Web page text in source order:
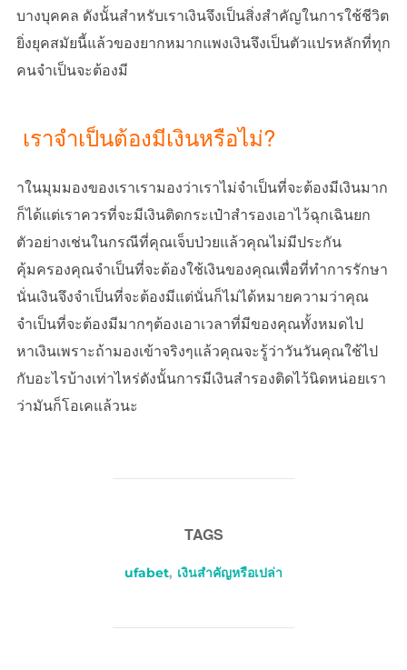
บางบุคคล ดังนั้นสำหรับเราเงินจึงเป็นสิ่งสำคัญในการใช้ชีวิต
ยิ่งยุคสมัยนี้แล้วของยากหมากแพงเงินจึงเป็นตัวแปรหลักที่ทุก
คนจำเป็นจะต้องมี
เราจำเป็นต้องมีเงินหรือไม่?
าในมุมมองของเราเรามองว่าเราไม่จำเป็นที่จะต้องมีเงินมาก
ก็ได้แต่เราควรที่จะมีเงินติดกระเป๋าสำรองเอาไว้ฉุกเฉินยก
ตัวอย่างเช่นในกรณีที่คุณเจ็บป่วยแล้วคุณไม่มีประกัน
คุ้มครองคุณจำเป็นที่จะต้องใช้เงินของคุณเพื่อที่ทำการรักษา
นั่นเงินจึงจำเป็นที่จะต้องมีแต่นั่นก็ไม่ได้หมายความว่าคุณ
จำเป็นที่จะต้องมีมากๆต้องเอาเวลาที่มีของคุณทั้งหมดไป
หาเงินเพราะถ้ามองเข้าจริงๆแล้วคุณจะรู้ว่าวันวันคุณใช้ไป
กับอะไรบ้างเท่าไหร่ดังนั้นการมีเงินสำรองติดไว้นิดหน่อยเรา
ว่ามันก็โอเคแล้วนะ
TAGS
ufabet, เงินสำคัญหรือเปล่า